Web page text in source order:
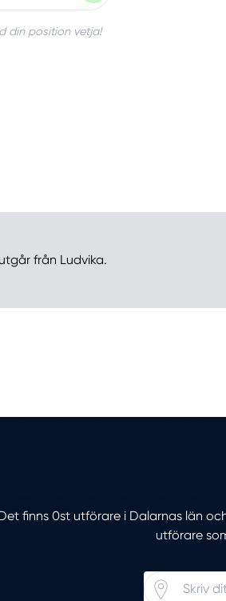
din position vetja!
från Ludvika.
finns 0st utförare i Dalarnas län
utförare